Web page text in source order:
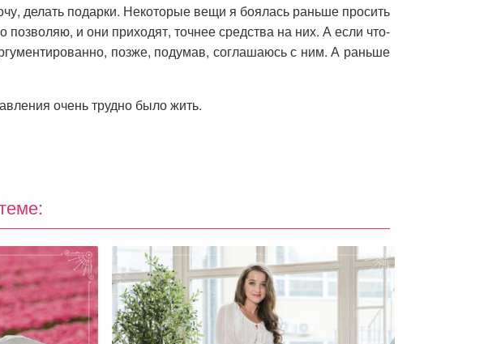
делать подарки. Некоторые вещи я боялась раньше просить
позволяю, и они приходят, точнее средства на них. А если что-
позже, подумав, соглашаюсь с ним. А раньше
очень трудно было жить.